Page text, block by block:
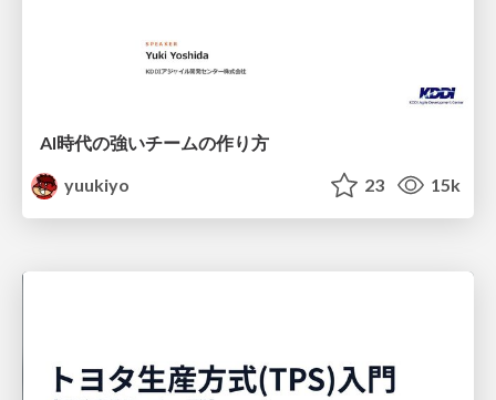
AI時代の強いチームの作り方
yuukiyo
23 15k